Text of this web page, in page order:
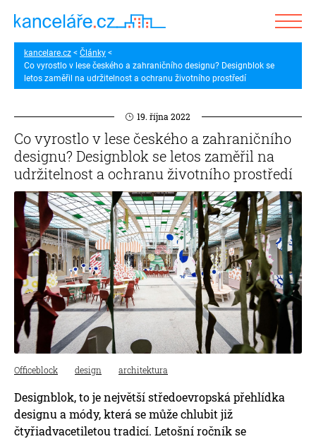
kancelare.cz
Články
Co vyrostlo v lese českého a zahraničního designu? Designblok se
letos zaměřil na udržitelnost a ochranu životního prostředí
19. října 2022
Co vyrostlo v lese českého a zahraničního
designu? Designblok se letos zaměřil na
udržitelnost a ochranu životního prostředí
Officeblock design architektura
Designblok, to je největší středoevropská přehlídka
designu a módy, která se může chlubit již
čtyřiadvacetiletou tradicí. Letošní ročník se